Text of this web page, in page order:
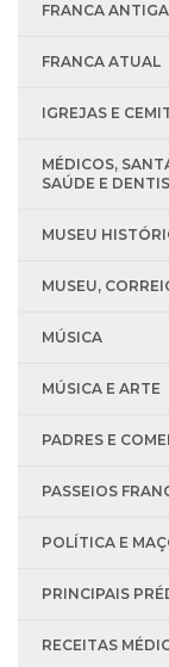
FRANCA
FRANCA ATUAL
IGREJAS E
MÉDICOS,
SAÚDE E
MUSEU
MUSEU,
MÚSICA
MÚSICA E ARTE
PADRES E
PASSEIOS
POLÍTICA E
PRINCIPAIS
RECEITAS